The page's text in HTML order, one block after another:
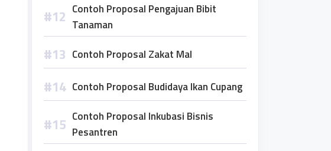
Contoh Proposal Pengajuan Bibit
Tanaman
Contoh Proposal Zakat Mal
Contoh Proposal Budidaya Ikan Cupang
Contoh Proposal Inkubasi Bisnis
Pesantren